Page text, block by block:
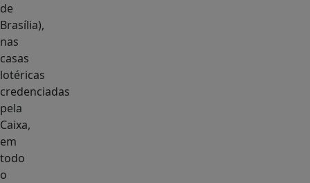
de
Brasília),
nas
casas
lotéricas
credenciadas
pela
Caixa,
em
todo
o